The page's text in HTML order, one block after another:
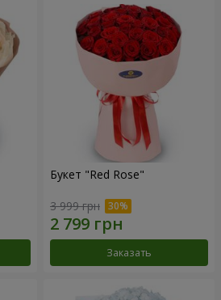
Букет "Red Rose"
3 999 грн
Заказать